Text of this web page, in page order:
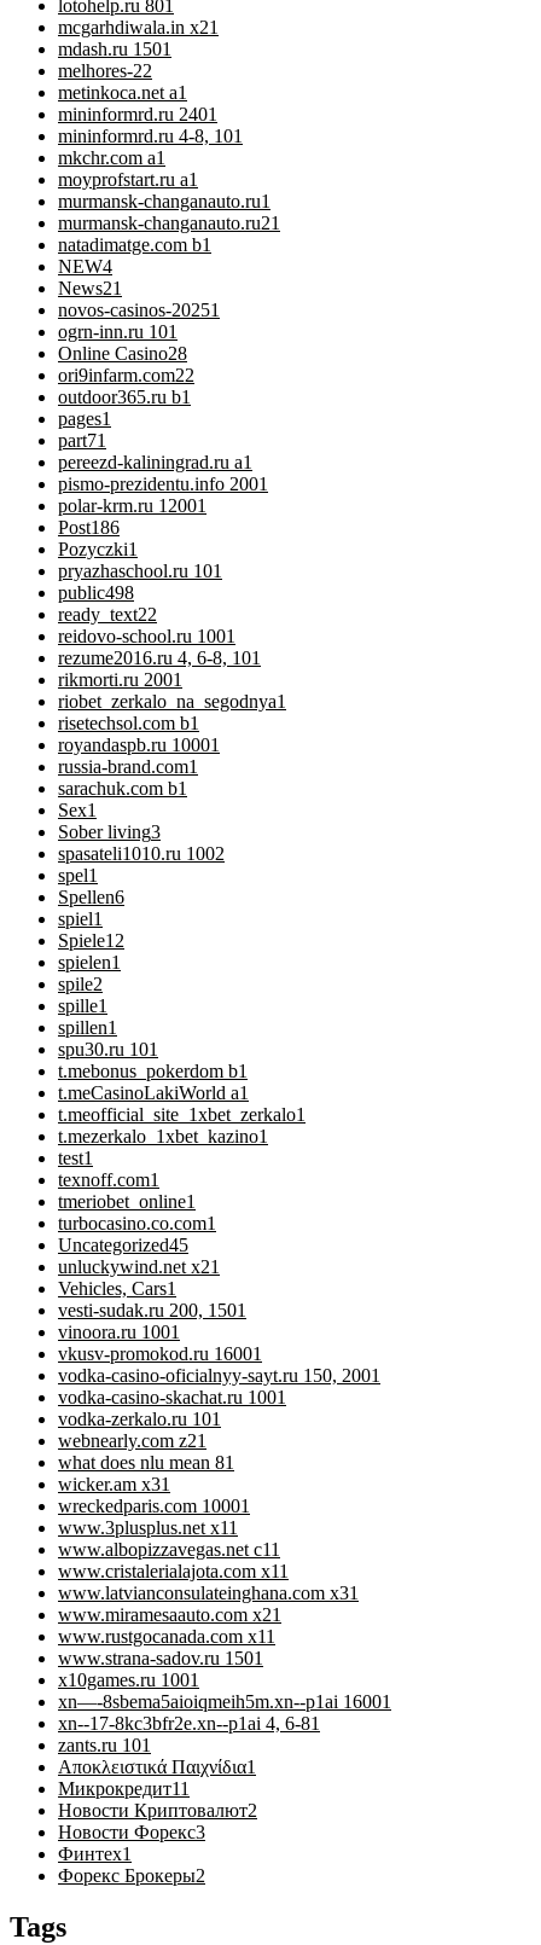
lotohelp.ru 801
mcgarhdiwala.in x21
mdash.ru 1501
melhores-22
metinkoca.net a1
mininformrd.ru 2401
mininformrd.ru 4-8, 101
mkchr.com a1
moyprofstart.ru a1
murmansk-changanauto.ru1
murmansk-changanauto.ru21
natadimatge.com b1
NEW4
News21
novos-casinos-20251
ogrn-inn.ru 101
Online Casino28
ori9infarm.com22
outdoor365.ru b1
pages1
part71
pereezd-kaliningrad.ru a1
pismo-prezidentu.info 2001
polar-krm.ru 12001
Post186
Pozyczki1
pryazhaschool.ru 101
public498
ready_text22
reidovo-school.ru 1001
rezume2016.ru 4, 6-8, 101
rikmorti.ru 2001
riobet_zerkalo_na_segodnya1
risetechsol.com b1
royandaspb.ru 10001
russia-brand.com1
sarachuk.com b1
Sex1
Sober living3
spasateli1010.ru 1002
spel1
Spellen6
spiel1
Spiele12
spielen1
spile2
spille1
spillen1
spu30.ru 101
t.mebonus_pokerdom b1
t.meCasinoLakiWorld a1
t.meofficial_site_1xbet_zerkalo1
t.mezerkalo_1xbet_kazino1
test1
texnoff.com1
tmeriobet_online1
turbocasino.co.com1
Uncategorized45
unluckywind.net x21
Vehicles, Cars1
vesti-sudak.ru 200, 1501
vinoora.ru 1001
vkusv-promokod.ru 16001
vodka-casino-oficialnyy-sayt.ru 150, 2001
vodka-casino-skachat.ru 1001
vodka-zerkalo.ru 101
webnearly.com z21
what does nlu mean 81
wicker.am x31
wreckedparis.com 10001
www.3plusplus.net x11
www.albopizzavegas.net c11
www.cristalerialajota.com x11
www.latvianconsulateinghana.com x31
www.miramesaauto.com x21
www.rustgocanada.com x11
www.strana-sadov.ru 1501
x10games.ru 1001
xn—-8sbema5aioiqmeih5m.xn--p1ai 16001
xn--17-8kc3bfr2e.xn--p1ai 4, 6-81
zants.ru 101
Αποκλειστικά Παιχνίδια1
Микрокредит11
Новости Криптовалют2
Новости Форекс3
Финтех1
Форекс Брокеры2
Tags